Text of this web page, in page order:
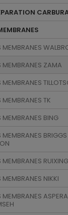
MEMBRANES
MEMBRANES ZAMA
MEMBRANES
MEMBRANES TK
MEMBRANES BING
MEMBRANES
MEMBRANES RUIXING
MEMBRANES NIKKI
MEMBRANES ASPERA